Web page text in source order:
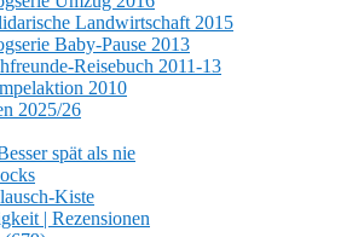
Landwirtschaft 2015
Baby-Pause 2013
Reisebuch 2011-13
2010
2025/26
spät als nie
Kiste
| Rezensionen